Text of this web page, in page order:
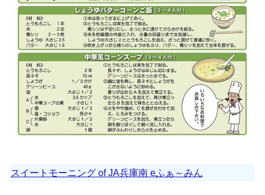
スイートモーニング of JA兵庫南 eふぁ～みん